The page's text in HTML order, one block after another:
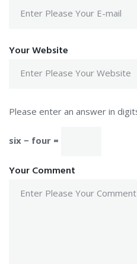
Your Website
Please enter an answer in
six − four =
Your Comment